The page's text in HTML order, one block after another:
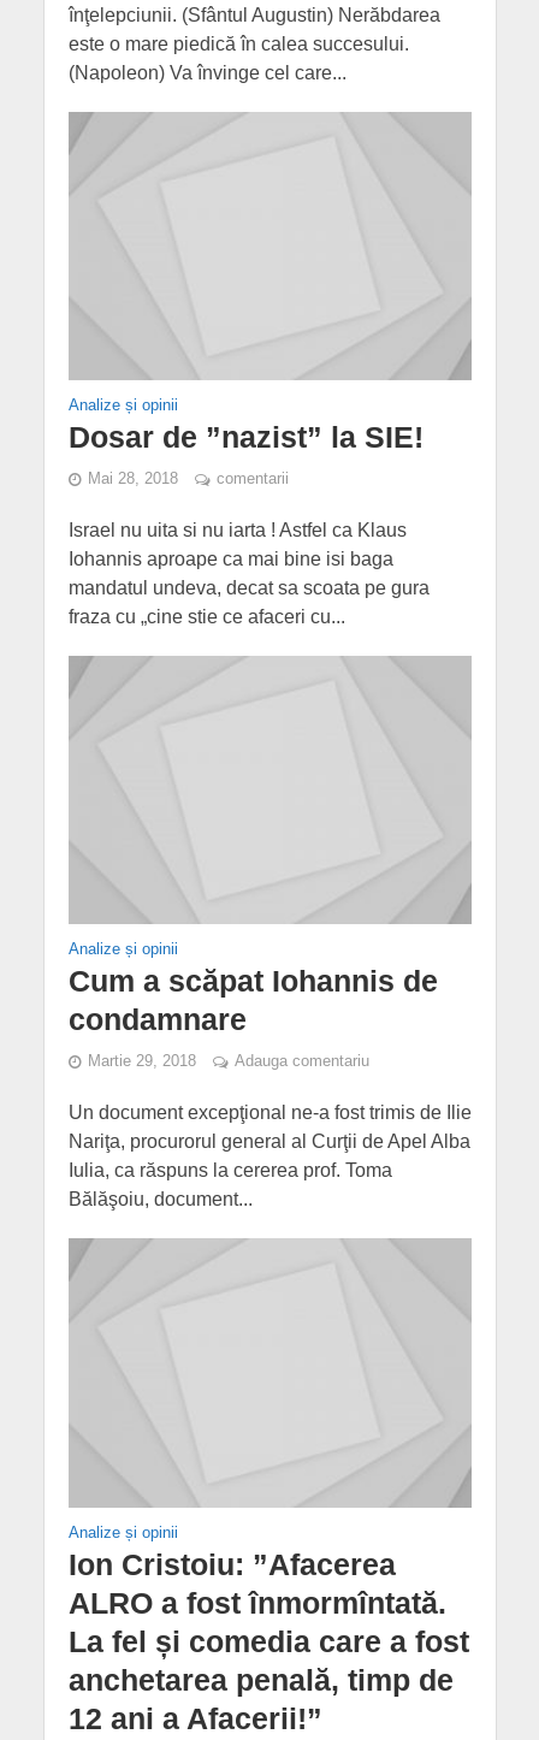
înţelepciunii. (Sfântul Augustin) Nerăbdarea
este o mare piedică în calea succesului.
(Napoleon) Va învinge cel care...
Analize și opinii
Dosar de ”nazist” la SIE!
Mai 28, 2018 comentarii
Israel nu uita si nu iarta ! Astfel ca Klaus
Iohannis aproape ca mai bine isi baga
mandatul undeva, decat sa scoata pe gura
fraza cu „cine stie ce afaceri cu...
Analize și opinii
Cum a scăpat Iohannis de
condamnare
Martie 29, 2018 Adauga comentariu
Un document excepţional ne-a fost trimis de Ilie
Nariţa, procurorul general al Curţii de Apel Alba
Iulia, ca răspuns la cererea prof. Toma
Bălăşoiu, document...
Analize și opinii
Ion Cristoiu: ”Afacerea
ALRO a fost înmormîntată.
La fel și comedia care a fost
anchetarea penală, timp de
12 ani a Afacerii!”